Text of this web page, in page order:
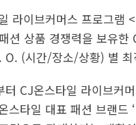
라이브커머스 프로그램
션 상품 경쟁력을 보유
(시간/장소/상황) 별
CJ온스타일 라이브커
스타일 대표 패션 브랜